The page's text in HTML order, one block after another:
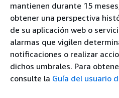
mantienen durante 15
obtener una perspectiva
de su aplicación web o
alarmas que vigilen
notificaciones o realizar
dichos umbrales. Para
consulte la Guía del usuario